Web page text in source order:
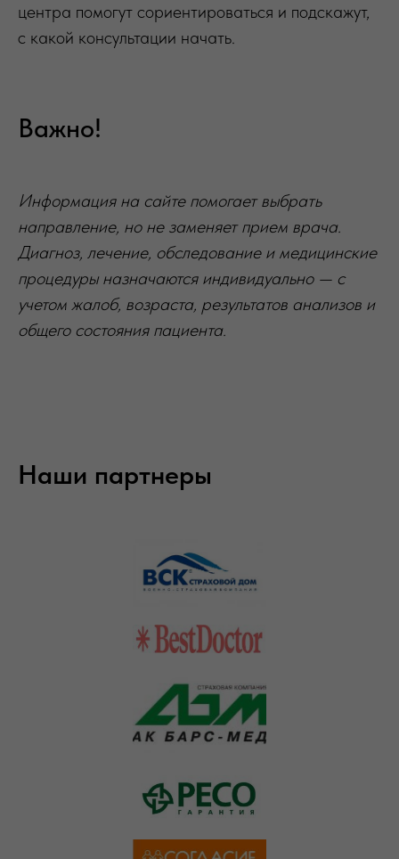
центра помогут сориентироваться и подскажут,
с какой консультации начать.
Важно!
Информация на сайте помогает выбрать
направление, но не заменяет прием врача.
Диагноз, лечение, обследование и медицинские
процедуры назначаются индивидуально — с
учетом жалоб, возраста, результатов анализов и
общего состояния пациента.
Наши партнеры